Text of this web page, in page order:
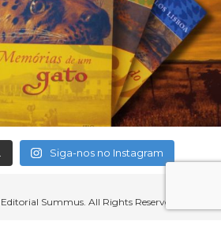
Siga-nos no Instagram
Summus. All Rights Reserved.